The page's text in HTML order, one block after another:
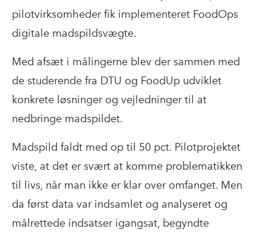
pilotvirksomheder fik implementeret FoodOps
digitale madspildsvægte.
Med afsæt i målingerne blev der sammen med
de studerende fra DTU og FoodUp udviklet
konkrete løsninger og vejledninger til at
nedbringe madspildet.
Madspild faldt med op til 50 pct. Pilotprojektet
viste, at det er svært at komme problematikken
til livs, når man ikke er klar over omfanget. Men
da først data var indsamlet og analyseret og
målrettede indsatser igangsat, begyndte